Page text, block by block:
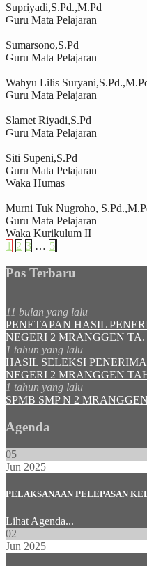
Supriyadi,S.Pd.,M.Pd
Guru Mata Pelajaran
Sumarsono,S.Pd
Guru Mata Pelajaran
Wahyu Lilis
Guru Mata Pelajaran
Slamet Riyadi,S.Pd
Guru Mata Pelajaran
Siti Supeni,S.Pd
Guru Mata Pelajaran
Waka Humas
Murni Tuk Nugroho,
Guru Mata Pelajaran
Waka Kurikulum II
1 2 3 … 5
Pos Terbaru
11 bulan yang lalu
PENETAPAN HASIL
NEGERI 2 MRANGGEN TA.
1 tahun yang lalu
HASIL SELEKSI
NEGERI 2 MRANGGEN
1 tahun yang lalu
SPMB SMP N 2
Agenda
05
Jun 2025
PELAKSANAAN PELEPASAN
Lihat Agenda...
02
Jun 2025